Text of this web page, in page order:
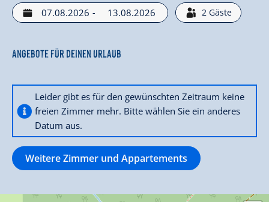
- 2 Gäste
Angebote für deinen Urlaub
Leider gibt es für den gewünschten Zeitraum keine
freien Zimmer mehr. Bitte wählen Sie ein anderes
Datum aus.
Weitere Zimmer und Appartements